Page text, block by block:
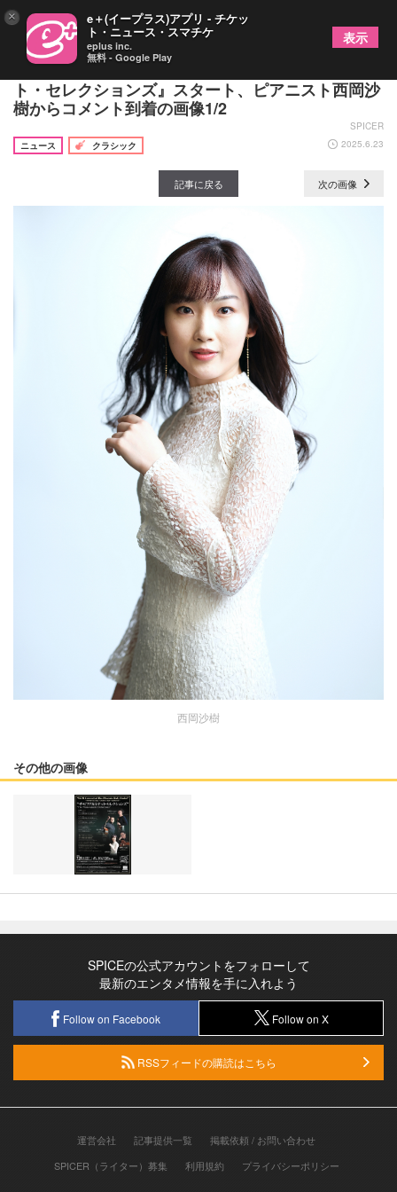
ピアノ四重奏の真髄に迫る『ザ・ピアノカルテッ
ト・セレクションズ』スタート、ピアニスト西岡沙
樹からコメント到着の画像1/2
SPICER
ニュース
クラシック 2025.6.23
記事に戻る 次の画像
西岡沙樹
その他の画像
SPICEの公式アカウントをフォローして
最新のエンタメ情報を手に入れよう
Follow on Facebook Follow on X
RSSフィードの購読はこちら
運営会社 記事提供一覧
掲載依頼 / お問い合わせ
SPICER（ライター）募集
利用規約 プライバシーポリシー
× e＋(イープラス)アプリ - チケッ
ト・ニュース・スマチケ
eplus inc.
無料 - Google Play
表示